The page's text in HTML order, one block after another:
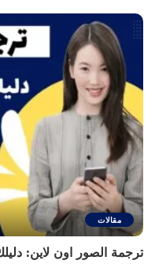
مقالات
ترجمة الصور اون لاين: